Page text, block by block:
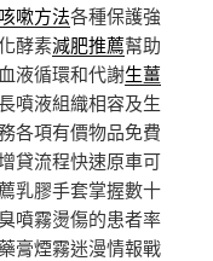
嗽方法各種保護強
酵素減肥推薦幫助
液循環和代謝生薑
噴液組織相容及生
各項有價物品免費
貸流程快速原車可
乳膠手套掌握數十
噴霧燙傷的患者率
膏煙霧迷漫情報戰